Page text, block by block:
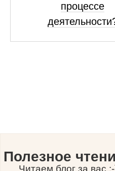
процессе
Полезное
Читаем блог за вас